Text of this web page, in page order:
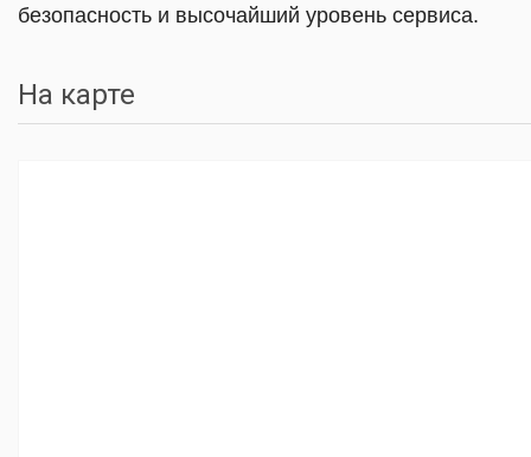
безопасность и высочайший уровень сервиса.
На карте